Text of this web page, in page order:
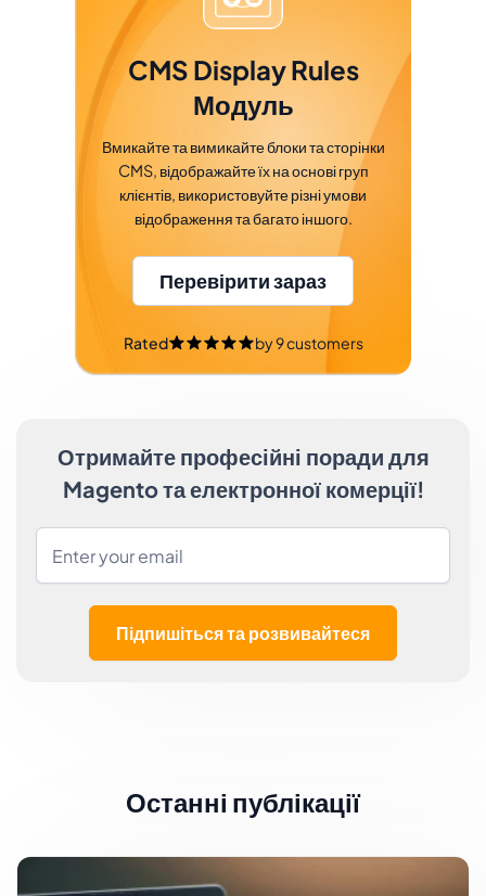
CMS Display Rules
Модуль
Вмикайте та вимикайте блоки та сторінки
CMS, відображайте їх на основі груп
клієнтів, використовуйте різні умови
відображення та багато іншого.
Перевірити зараз
Rated by9customers
Отримайте професійні поради для
Magento та електронної комерції!
Підпишіться та розвивайтеся
Останні публікації